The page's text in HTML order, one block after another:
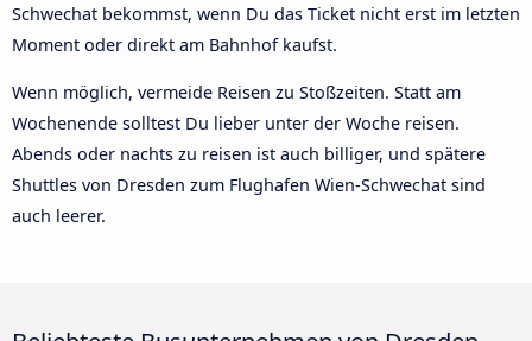
Schwechat bekommst, wenn Du das Ticket nicht erst im letzten
Moment oder direkt am Bahnhof kaufst.
Wenn möglich, vermeide Reisen zu Stoßzeiten. Statt am
Wochenende solltest Du lieber unter der Woche reisen.
Abends oder nachts zu reisen ist auch billiger, und spätere
Shuttles von Dresden zum Flughafen Wien-Schwechat sind
auch leerer.